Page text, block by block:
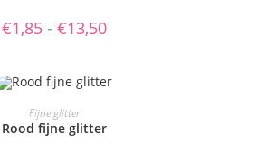
optie
op
de
€1,85 - €13,50Prijsklasse:
OPTIES SELECTEREN
product
heeft
meerdere
Fijne glitter
Rood fijne glitter